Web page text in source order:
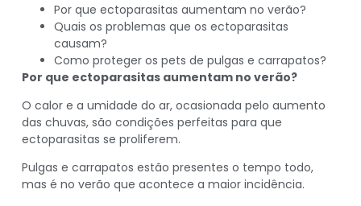
Por que ectoparasitas aumentam no verão?
Quais os problemas que os ectoparasitas
causam?
Como proteger os pets de pulgas e carrapatos?
Por que ectoparasitas aumentam no verão?
O calor e a umidade do ar, ocasionada pelo aumento
das chuvas, são condições perfeitas para que
ectoparasitas se proliferem.
Pulgas e carrapatos estão presentes o tempo todo,
mas é no verão que acontece a maior incidência.